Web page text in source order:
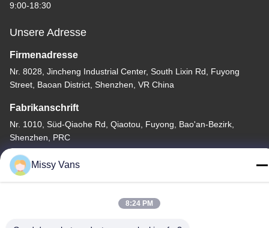
9:00-18:30
Unsere Adresse
Firmenadresse
Nr. 8028, Jincheng Industrial Center, South Lixin Rd, Fuyong
Street, Baoan District, Shenzhen, VR China
Fabrikanschrift
Nr. 1010, Süd-Qiaohe Rd, Qiaotou, Fuyong, Bao'an-Bezirk,
Shenzhen, PRC
Tel.
+86-185-7643-6547
Missy Vans
8:24 PM